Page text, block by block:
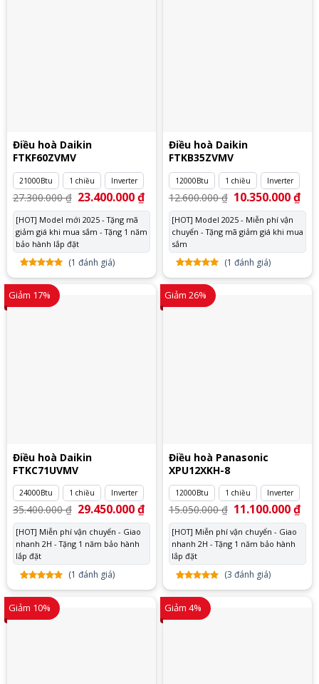
Điều hoà Daikin
FTKF60ZVMV
21000Btu 1 chiều Inverter
27.300.000₫ Giá
gốc
là:
27.300.000 ₫.
23.400.000₫Giá
tại
23.400.000 ₫.
[HOT] Model mới 2025 - Tặng mã
giảm giá khi mua sắm - Tặng 1 năm
bảo hành lắp đặt
5.00trên
5 dựa
trên
1
đánh
(1 đánh giá)
Điều hoà Daikin
FTKB35ZVMV
12000Btu 1 chiều Inverter
12.600.000₫ Giá
gốc
là:
12.600.000 ₫.
10.350.000₫Giá
tại
[HOT] Model 2025 - Miễn phí vận
chuyển - Tặng mã giảm giá khi mua
sắm
5.00trên
5 dựa
trên
1
đánh
(1 đánh giá)
Giảm 17%
Điều hoà Daikin
FTKC71UVMV
24000Btu 1 chiều Inverter
35.400.000₫ Giá
gốc
là:
35.400.000 ₫.
29.450.000₫Giá
tại
29.450.000 ₫.
[HOT] Miễn phí vận chuyển - Giao
nhanh 2H - Tặng 1 năm bảo hành
lắp đặt
5.00trên
5 dựa
trên
1
đánh
(1 đánh giá)
Giảm 26%
Điều hoà Panasonic
XPU12XKH-8
12000Btu 1 chiều Inverter
15.050.000₫ Giá
gốc
là:
15.050.000 ₫.
11.100.000₫Giá
tại
[HOT] Miễn phí vận chuyển - Giao
nhanh 2H - Tặng 1 năm bảo hành
lắp đặt
5.00trên
5 dựa
trên
3
đánh
(3 đánh giá)
Giảm 10% Giảm 4%